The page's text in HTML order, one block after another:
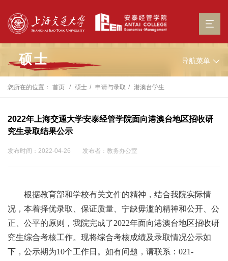
硕士 导航菜单
您所在的位置： 首页 硕士 申请与录取 港澳台学生
2022年上海交通大学安泰经管学院面向港澳台地区招收研
究生录取结果公示
发布时间：2022-04-26 发布者：教务办公室
根据教育部和学校有关文件的精神，结合我院实际情
况，本着择优录取、保证质量、宁缺毋滥的精神和公开、公
正、公平的原则，我院完成了2022年面向港澳台地区招收研
究生综合考核工作。现将综合考核成绩及录取情况公示如
下，公示期为10个工作日。如有问题，请联系：021-